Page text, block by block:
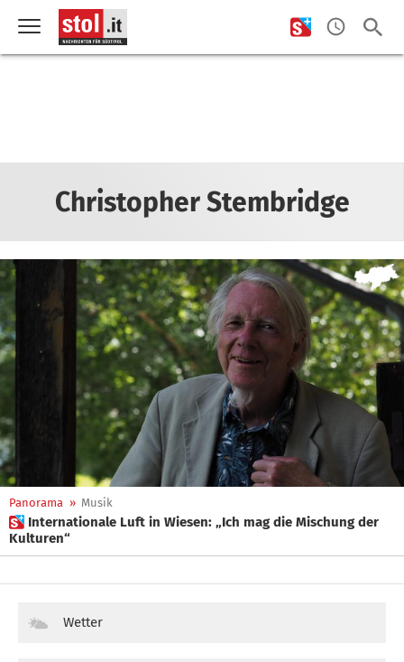
Christopher Stembridge
Panorama » Musik
 Internationale Luft in Wiesen: „Ich mag die Mischung der
Kulturen“
Wetter